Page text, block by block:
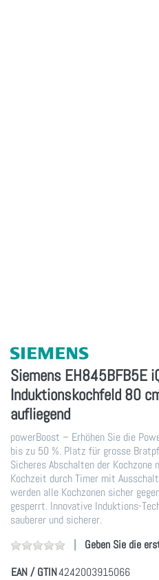
Siemens EH845BFB5E
Induktionskochfeld 80
aufliegend
powerBoost – Erhöhen Sie die
bis zu 50 %. Platz für grosse
Sicheres Abschalten der Kochzone
Kochzeit durch Timer mit
werden alle Kochzonen sicher
gesperrt. Innovative Induktions-
sauberer und sicherer.
Geben Sie die
EAN / GTIN4242003915066